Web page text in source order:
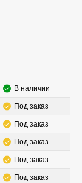
В наличии
Под заказ
Под заказ
Под заказ
Под заказ
Под заказ